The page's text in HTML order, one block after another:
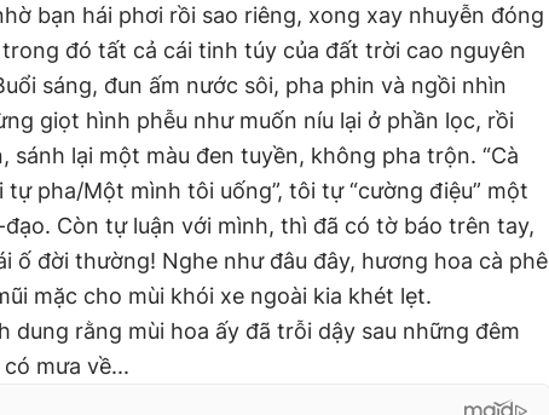
bạn hái phơi rồi sao riêng, xong xay nhuyễn đóng
đó tất cả cái tinh túy của đất trời cao nguyên
sáng, đun ấm nước sôi, pha phin và ngồi nhìn
giọt hình phễu như muốn níu lại ở phần lọc, rồi
sánh lại một màu đen tuyền, không pha trộn. “Cà
pha/Một mình tôi uống”, tôi tự “cường điệu” một
Còn tự luận với mình, thì đã có tờ báo trên tay,
ố đời thường! Nghe như đâu đây, hương hoa cà phê
mặc cho mùi khói xe ngoài kia khét lẹt.
dung rằng mùi hoa ấy đã trỗi dậy sau những đêm
mưa về...